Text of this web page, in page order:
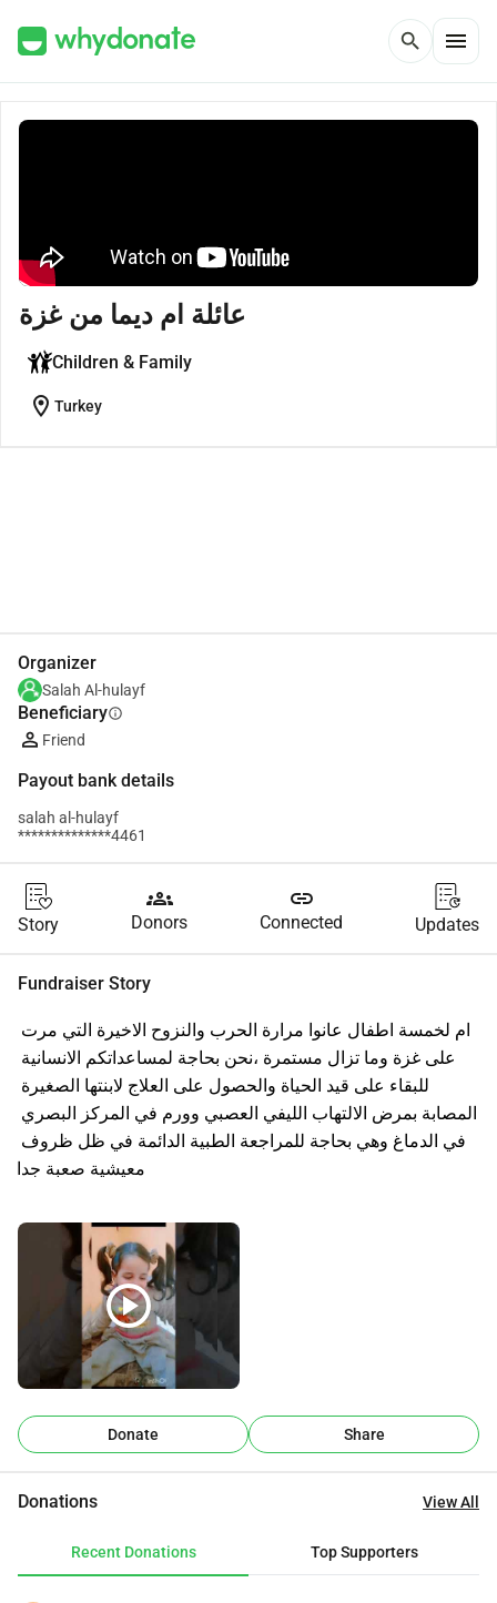
search menu
عائلة ام ديما من غزة
Children & Family
location_on Turkey
Organizer
Salah Al-hulayf
Beneficiaryinfo
Friend
Payout bank details
salah al-hulayf
**************4461
Story
groups
Donors
link
Connected Updates
Fundraiser Story
معيشية صعبة جدا
play_circle
Donate Share
Donations View All
Recent Donations Top Supporters